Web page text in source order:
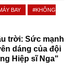
BAY
#KHÔNG
trời: Sức mạnh
dáng của đội
Hiệp sĩ Nga"